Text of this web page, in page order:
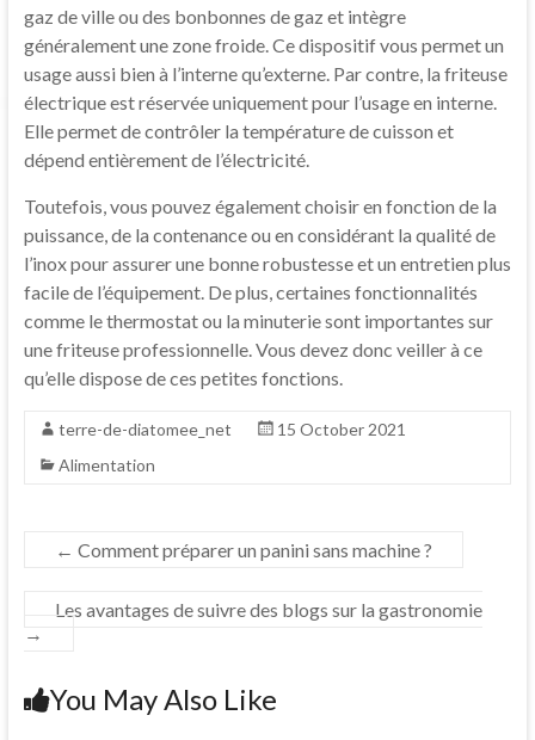
gaz de ville ou des bonbonnes de gaz et intègre
généralement une zone froide. Ce dispositif vous permet un
usage aussi bien à l’interne qu’externe. Par contre, la friteuse
électrique est réservée uniquement pour l’usage en interne.
Elle permet de contrôler la température de cuisson et
dépend entièrement de l’électricité.
Toutefois, vous pouvez également choisir en fonction de la
puissance, de la contenance ou en considérant la qualité de
l’inox pour assurer une bonne robustesse et un entretien plus
facile de l’équipement. De plus, certaines fonctionnalités
comme le thermostat ou la minuterie sont importantes sur
une friteuse professionnelle. Vous devez donc veiller à ce
qu’elle dispose de ces petites fonctions.
terre-de-diatomee_net
15 October 2021
Alimentation
← Comment préparer un panini sans machine ?
Les avantages de suivre des blogs sur la gastronomie
→
You May Also Like